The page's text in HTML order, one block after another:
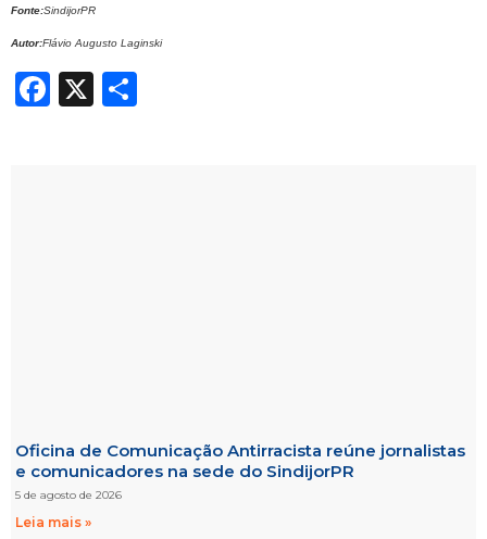
Fonte:SindijorPR
Autor:Flávio Augusto Laginski
Facebook
X
Oficina de Comunicação Antirracista reúne jornalistas
e comunicadores na sede do SindijorPR
5 de agosto de 2026
Leia mais »